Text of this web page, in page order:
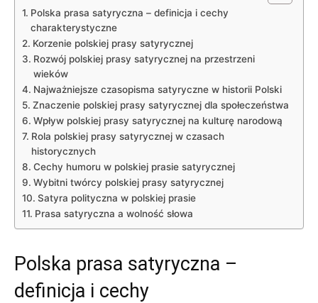
Polska prasa satyryczna – definicja i cechy
charakterystyczne
Korzenie polskiej prasy satyrycznej
Rozwój polskiej prasy satyrycznej na przestrzeni
wieków
Najważniejsze czasopisma satyryczne w historii Polski
Znaczenie polskiej‌ prasy‍ satyrycznej dla społeczeństwa
Wpływ polskiej prasy satyrycznej na kulturę narodową
Rola polskiej prasy satyrycznej w ‌czasach
historycznych
Cechy ‌humoru w polskiej prasie satyrycznej
Wybitni twórcy polskiej ⁢prasy satyrycznej
Satyra polityczna w polskiej ‌prasie
Prasa satyryczna a wolność słowa
Polska prasa satyryczna –
definicja i cechy